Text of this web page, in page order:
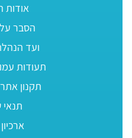
אודות
הסבר
ועד
תעודות
תקנון
תנאי